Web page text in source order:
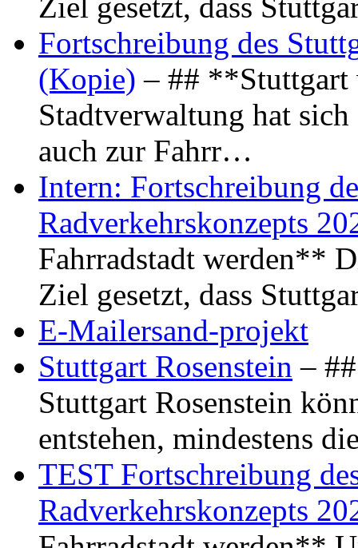
Fortschreibung des
(Kopie) – ## **Stuttgart
Stadtverwaltung hat
auch zur Fahrr…
Intern: Fortschreibung
Radverkehrskonzepts
Fahrradstadt werden**
Ziel gesetzt, dass
E-Mailersand-projekt
Stuttgart Rosenstein –
Stuttgart Rosenstein
entstehen, mindestens
TEST Fortschreibung
Radverkehrskonzepts